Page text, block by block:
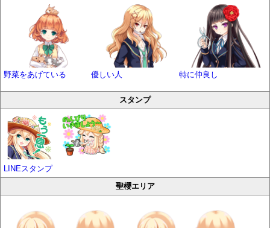
野菜をあげている 優しい人 特に仲良し
スタンプ
LINEスタンプ
聖櫻エリア